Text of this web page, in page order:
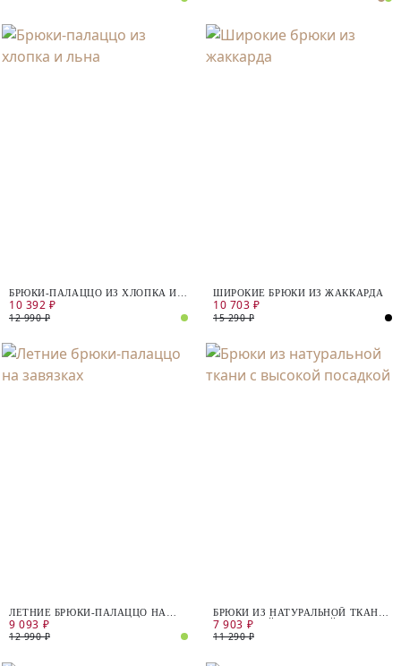
БРЮКИ-ПАЛАЦЦО ИЗ ХЛОПКА И
ЛЬНА
10 392 ₽
12 990 ₽
ШИРОКИЕ БРЮКИ ИЗ ЖАККАРДА
10 703 ₽
15 290 ₽
ЛЕТНИЕ БРЮКИ-ПАЛАЦЦО НА
ЗАВЯЗКАХ
9 093 ₽
12 990 ₽
БРЮКИ ИЗ НАТУРАЛЬНОЙ ТКАНИ
С ВЫСОКОЙ ПОСАДКОЙ
7 903 ₽
11 290 ₽